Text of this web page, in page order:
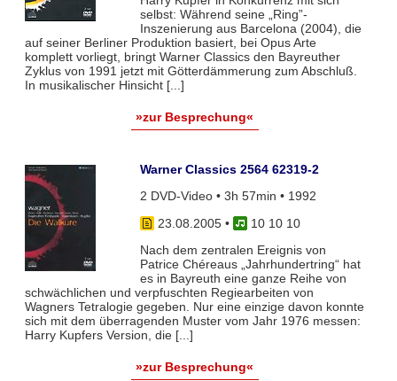
selbst: Während seine „Ring”-
Inszenierung aus Barcelona (2004), die
auf seiner Berliner Produktion basiert, bei Opus Arte
komplett vorliegt, bringt Warner Classics den Bayreuther
Zyklus von 1991 jetzt mit Götterdämmerung zum Abschluß.
In musikalischer Hinsicht [...]
»zur Besprechung«
Warner Classics 2564 62319-2
2 DVD-Video • 3h 57min • 1992
23.08.2005•
10 10 10
Nach dem zentralen Ereignis von
Patrice Chéreaus „Jahrhundertring“ hat
es in Bayreuth eine ganze Reihe von
schwächlichen und verpfuschten Regiearbeiten von
Wagners Tetralogie gegeben. Nur eine einzige davon konnte
sich mit dem überragenden Muster vom Jahr 1976 messen:
Harry Kupfers Version, die [...]
»zur Besprechung«